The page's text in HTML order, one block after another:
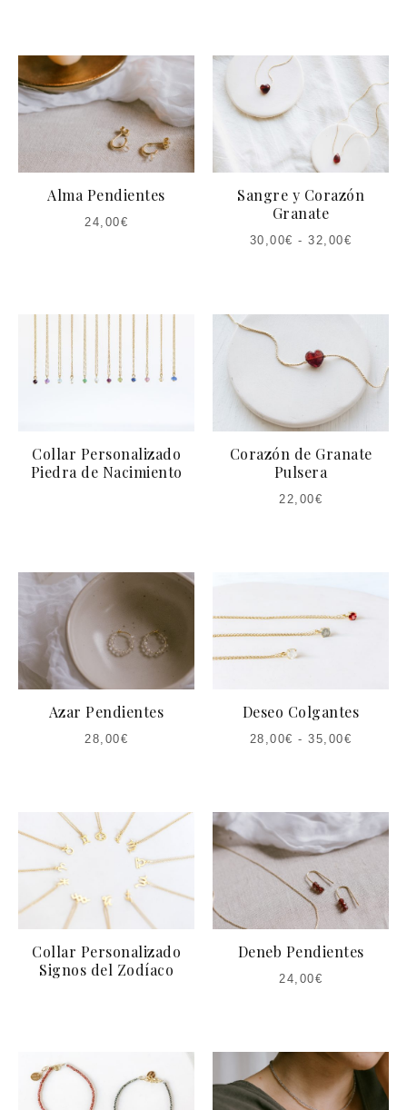
Alma Pendientes
24,00€
Sangre y Corazón
Granate
30,00€ -32,00€
Collar Personalizado
Piedra de Nacimiento
Corazón de Granate
Pulsera
22,00€
Azar Pendientes
28,00€
Deseo Colgantes
28,00€ -35,00€
Collar Personalizado
Signos del Zodíaco
Deneb Pendientes
24,00€